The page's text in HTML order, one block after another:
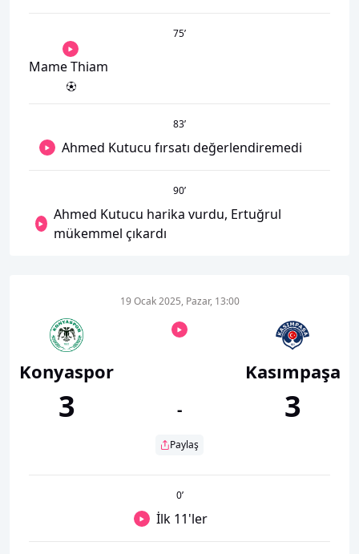
75’
Mame Thiam
83’
Ahmed Kutucu fırsatı değerlendiremedi
90’
Ahmed Kutucu harika vurdu, Ertuğrul
mükemmel çıkardı
Konyaspor
3
19 Ocak 2025, Pazar, 13:00
-
Paylaş
Kasımpaşa
3
0’
İlk 11'ler